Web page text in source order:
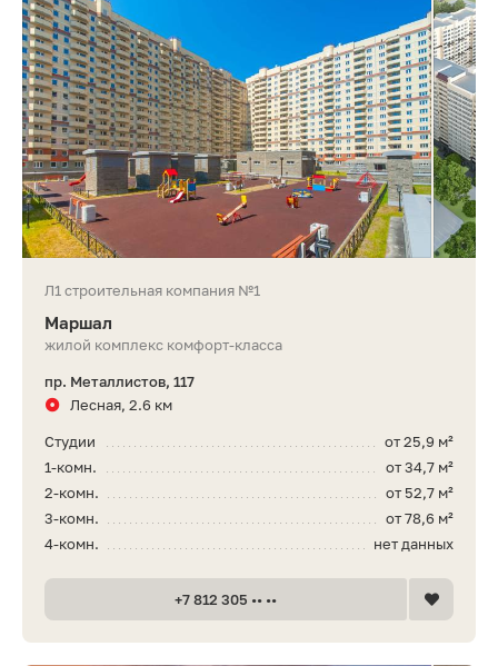
Л1 строительная компания №1
Маршал
жилой комплекс комфорт-класса
пр. Металлистов, 117
Лесная, 2.6 км
от 25,9 м²
Студии
от 34,7 м²
1-комн.
от 52,7 м²
2-комн.
от 78,6 м²
3-комн.
нет данных
4-комн.
+7 812 305 •• ••